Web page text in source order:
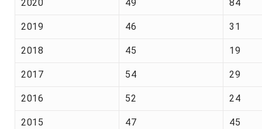
2020 49 84
2019 46 31
2018 45 19
2017 54 29
2016 52 24
2015 47 45